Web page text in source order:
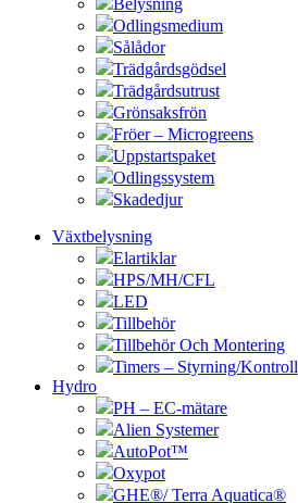
Belysning
Odlingsmedium
Sålådor
Trädgårdsgödsel
Trädgårdsutrust
Grönsaksfrön
Fröer – Microgreens
Uppstartspaket
Odlingssystem
Skadedjur
Växtbelysning
Elartiklar
HPS/MH/CFL
LED
Tillbehör
Tillbehör Och Montering
Timers – Styrning/Kontroll
Hydro
PH – EC-mätare
Alien Systemer
AutoPot™
Oxypot
GHE®/ Terra Aquatica®